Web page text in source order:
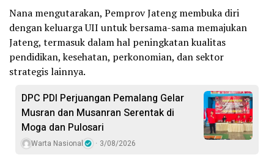
Nana mengutarakan, Pemprov Jateng membuka diri
dengan keluarga UII untuk bersama-sama memajukan
Jateng, termasuk dalam hal peningkatan kualitas
pendidikan, kesehatan, perkonomian, dan sektor
strategis lainnya.
DPC PDI Perjuangan Pemalang Gelar
Musran dan Musanran Serentak di
Moga dan Pulosari
Warta Nasional 3/08/2026